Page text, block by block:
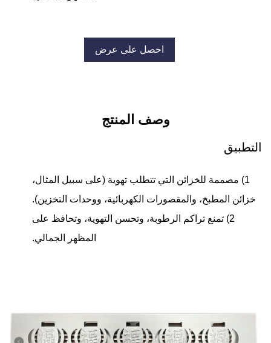
احصل على عرض
وصف المنتج
التطبيق
1) مصممة للخزائن التي تتطلب تهوية (على سبيل المثال،
خزائن المطبخ، والمقصورات الكهربائية، ووحدات التخزين).
2) تمنع تراكم الرطوبة، وتحسن التهوية، وتحافظ على
المظهر الجمالي.